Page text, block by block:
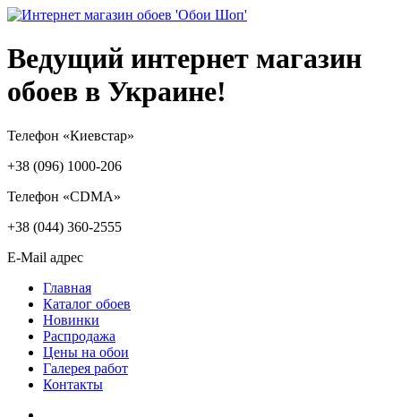
Ведущий интернет магазин
обоев в Украине!
Телефон «Киевстар»
+38 (096) 1000-206
Телефон «CDMA»
+38 (044) 360-2555
E-Mail адрес
Главная
Каталог обоев
Новинки
Распродажа
Цены на обои
Галерея работ
Контакты